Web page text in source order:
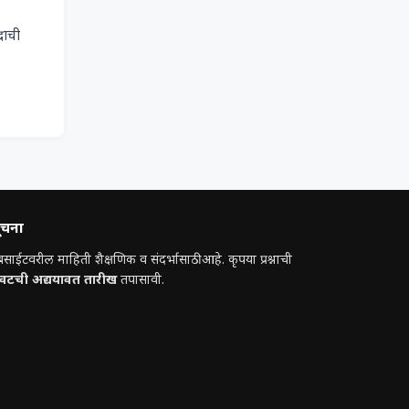
माहिती शैक्षणिक व संदर्भासाठी आहे. कृपया प्रश्नाची
अद्ययावत तारीखतपासावी.